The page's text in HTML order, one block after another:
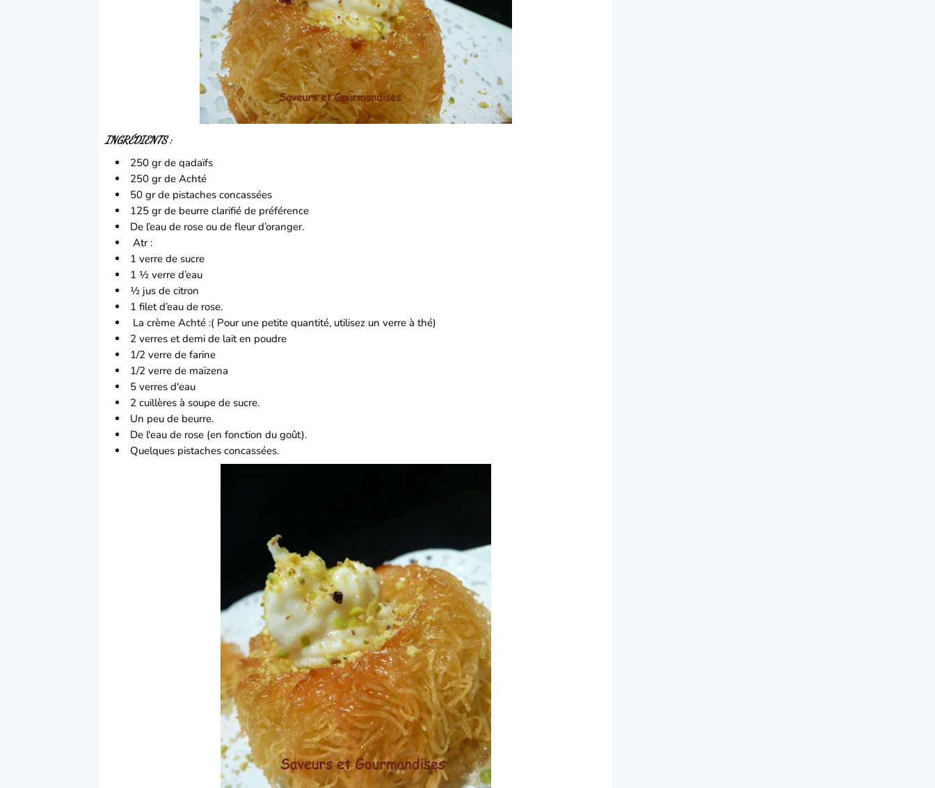
INGRÉDIENTS :
250 gr de qadaïfs
250 gr de Achté
50 gr de pistaches concassées
125 gr de beurre clarifié de préférence
De l’eau de rose ou de fleur d’oranger.
Atr :
1 verre de sucre
1 ½ verre d’eau
½ jus de citron
1 filet d’eau de rose.
La crème Achté :( Pour une petite quantité, utilisez un verre à thé)
2 verres et demi de lait en poudre
1/2 verre de farine
1/2 verre de maïzena
5 verres d'eau
2 cuillères à soupe de sucre.
Un peu de beurre.
De l'eau de rose (en fonction du goût).
Quelques pistaches concassées.